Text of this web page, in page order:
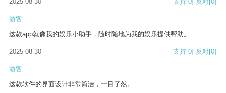
游客
这款app就像我的娱乐小助手，随时随地为我的娱乐提供帮助。
2025-08-30 支持[0] 反对[0]
游客
这款软件的界面设计非常简洁，一目了然。